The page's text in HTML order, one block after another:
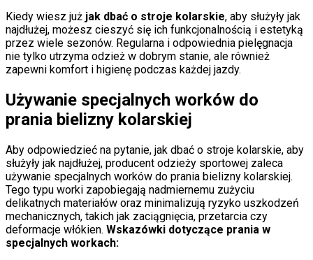
Kiedy wiesz już jak dbać o stroje kolarskie, aby służyły jak
najdłużej, możesz cieszyć się ich funkcjonalnością i estetyką
przez wiele sezonów. Regularna i odpowiednia pielęgnacja
nie tylko utrzyma odzież w dobrym stanie, ale również
zapewni komfort i higienę podczas każdej jazdy.
Używanie specjalnych worków do
prania bielizny kolarskiej
Aby odpowiedzieć na pytanie, jak dbać o stroje kolarskie, aby
służyły jak najdłużej, producent odzieży sportowej zaleca
używanie specjalnych worków do prania bielizny kolarskiej.
Tego typu worki zapobiegają nadmiernemu zużyciu
delikatnych materiałów oraz minimalizują ryzyko uszkodzeń
mechanicznych, takich jak zaciągnięcia, przetarcia czy
deformacje włókien. Wskazówki dotyczące prania w
specjalnych workach: